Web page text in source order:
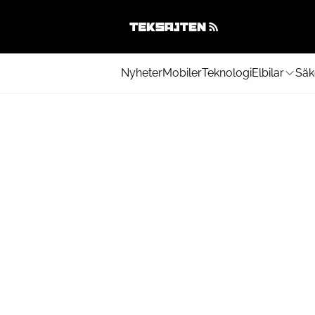
NyheterMobilerTeknologiElbilar